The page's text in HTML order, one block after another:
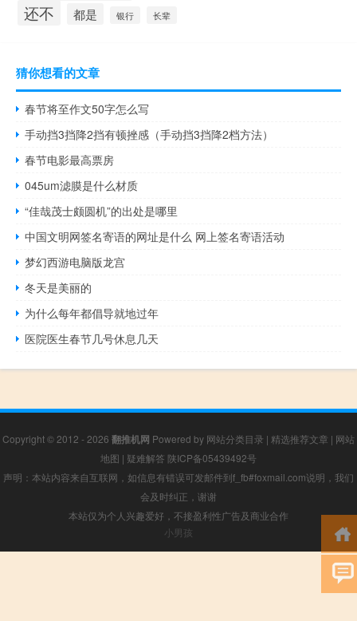
还不 都是 银行 长辈
猜你想看的文章
春节将至作文50字怎么写
手动挡3挡降2挡有顿挫感（手动挡3挡降2档方法）
春节电影最高票房
045um滤膜是什么材质
“佳哉茂士颇圆机”的出处是哪里
中国文明网签名寄语的网址是什么 网上签名寄语活动
梦幻西游电脑版龙宫
冬天是美丽的
为什么每年都倡导就地过年
医院医生春节几号休息几天
Copyright © 2012 - 2026 翻推机网 Powered by 网站分类目录 | 精选推荐文章 | 网站
地图 | 疑难解答 陕ICP备05439492号
声明：本站内容来自互联网，如信息有错误可发邮件到f_fb#foxmail.com说明，我们
会及时纠正，谢谢
本站仅为个人兴趣爱好，不接盈利性广告及商业合作
小男孩